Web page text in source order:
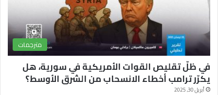
e
مترجمات
في ظلّ تقليص القوات الأمريكية في سورية، هل
يكرّر ترامب أخطاء الانسحاب من الشرق الأوسط؟
أبريل 30, 2025